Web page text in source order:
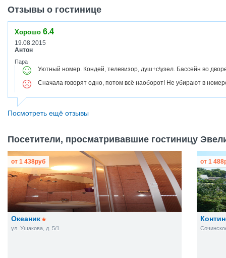
Отзывы о гостинице
Хорошо 6.4
19.08.2015
Антон
Пара
Уютный номер. Кондей, телевизор, душ+с\узел. Бассейн во
Сначала говорят одно, потом всё наоборот! Не убирают в
Посмотреть ещё отзывы
Посетители, просматривавшие гостиницу
Океаник
ул. Ушакова, д. 5/1
от 1 438руб от 1 488